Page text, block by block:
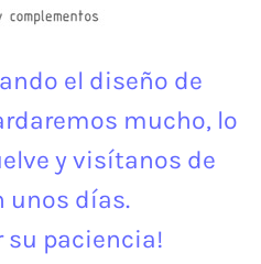
el diseño de
mucho, lo
y visítanos de
unos días.
su paciencia!